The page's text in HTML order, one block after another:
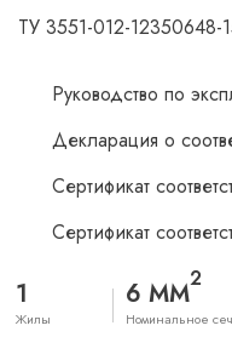
ТУ 3551-012-12350648-
Руководство по
Декларация о
Сертификат
Сертификат
1
Жилы
6 ММ2
Номинальное